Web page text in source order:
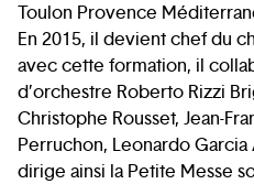
Toulon Provence
En 2015, il devient chef du
avec cette formation, il
d’orchestre Roberto Rizzi
Christophe Rousset, Jean-
Perruchon, Leonardo Garcia
dirige ainsi la Petite Messe